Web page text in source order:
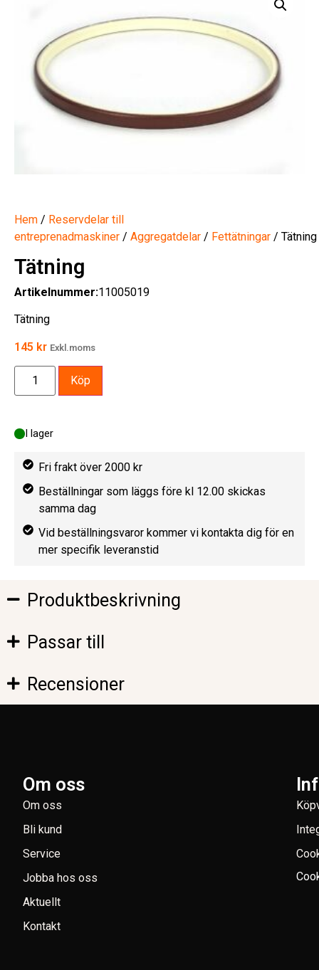
Hem / Reservdelar till
entreprenadmaskiner / Aggregatdelar / Fettätningar / Tätning
Tätning
Artikelnummer:11005019
Tätning
145 kr Exkl.moms
I lager
Köp
Fri frakt över 2000 kr
Beställningar som läggs före kl 12.00 skickas
samma dag
Vid beställningsvaror kommer vi kontakta dig för en
mer specifik leveranstid
Produktbeskrivning
Passar till
Recensioner
Om oss
Om oss
Bli kund
Service
Jobba hos oss
Aktuellt
Kontakt